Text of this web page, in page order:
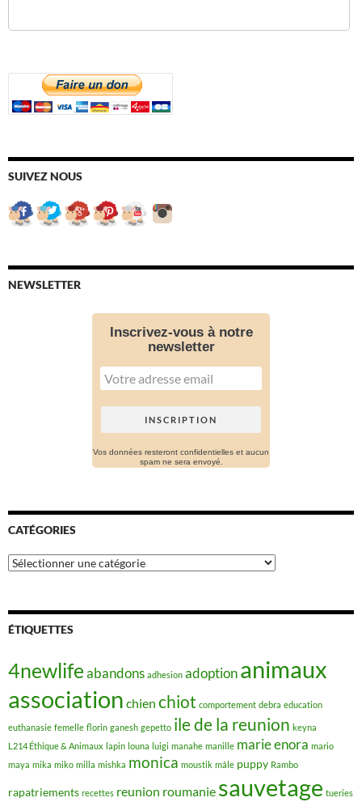
SUIVEZ NOUS
NEWSLETTER
Inscrivez-vous à notre
newsletter
Vos données resteront confidentielles et aucun
spam ne sera envoyé.
CATÉGORIES
Catégories
ÉTIQUETTES
4newlifeabandons adhesion adoptionanimaux
association chien chiot comportement debra education
euthanasie femelle florin ganesh gepetto ile de la reunion keyna
L214 Éthique & Animaux lapin louna luigi manahe manille marie enora mario
maya mika miko milla mishka monica moustik mâle puppy Rambo
rapatriements recettes reunion roumanie sauvetage tueries